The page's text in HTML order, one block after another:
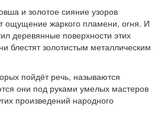
и золотое сияние узоров
ощущение жаркого пламени, огня. И
деревянные поверхности этих
блестят золотистым металлическим
пойдёт речь, называются
они под руками умелых мастеров
произведений народного